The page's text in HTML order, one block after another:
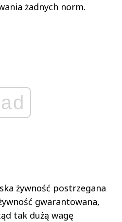
żadnych norm.
ad
żywność postrzegana
gwarantowana,
tak dużą wagę